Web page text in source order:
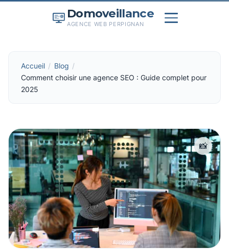
Domoveillance
AGENCE WEB PERPIGNAN
Accueil
Blog
Comment choisir une agence SEO : Guide complet pour
2025